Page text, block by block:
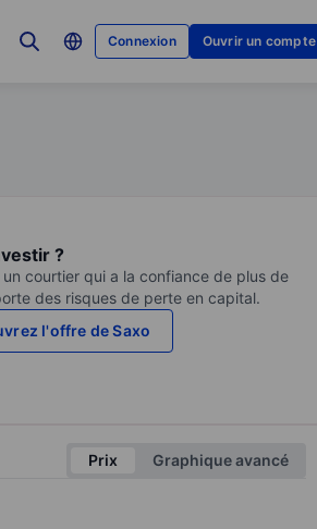
Connexion Ouvrir un compte
?
courtier qui a la confiance de plus de
des risques de perte en capital.
l'offre de Saxo
Prix Graphique avancé